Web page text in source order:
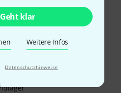
Geht klar
Weitere Infos
Datenschutzhinweise